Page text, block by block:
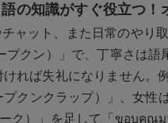
の知識がすぐ役立つ！
ャット、また日常のやり
クン）」で、丁寧さは語
ければ失礼になりません
クンクラップ）」、女
ク）」を足して「ขอบคุณ